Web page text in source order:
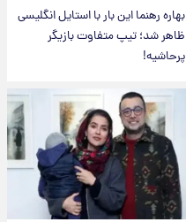
بهاره رهنما این بار با استایل انگلیسی
ظاهر شد؛ تیپ متفاوت بازیگر
پرحاشیه!